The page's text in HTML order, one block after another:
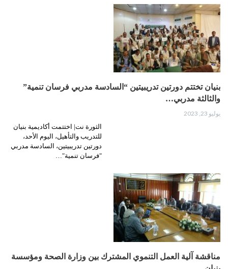
بنيان تختتم دورتين تدريبيتين “السادسة مدربي فرسان تنمية”
والثالثة مدربي…
يوليو 23, 2023
الثورة نت| اختتمت أكاديمية بنيان
للتدريب والتأهيل، اليوم الأحد،
دورتين تدريبيتين، السادسة مدربي
"فرسان تنمية"…
مناقشة آلية العمل التنموي المشترك بين وزارة الصحة ومؤسسة